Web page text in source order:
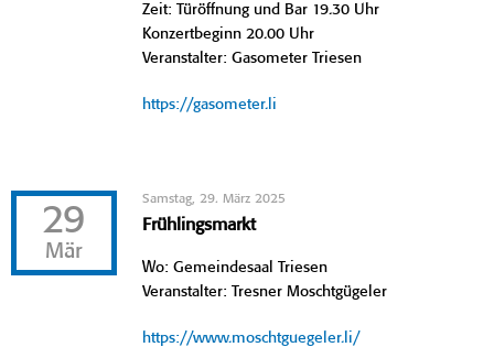
Zeit: Türöffnung und Bar 19.30 Uhr
Konzertbeginn 20.00 Uhr
Veranstalter: Gasometer Triesen
https://gasometer.li
29
Mär
Samstag, 29. März 2025
Frühlingsmarkt
Wo: Gemeindesaal Triesen
Veranstalter: Tresner Moschtgügeler
https://www.moschtguegeler.li/